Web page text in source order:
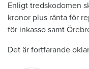
Enligt tredskodomen
kronor plus ränta för
för inkasso samt
Det är fortfarande